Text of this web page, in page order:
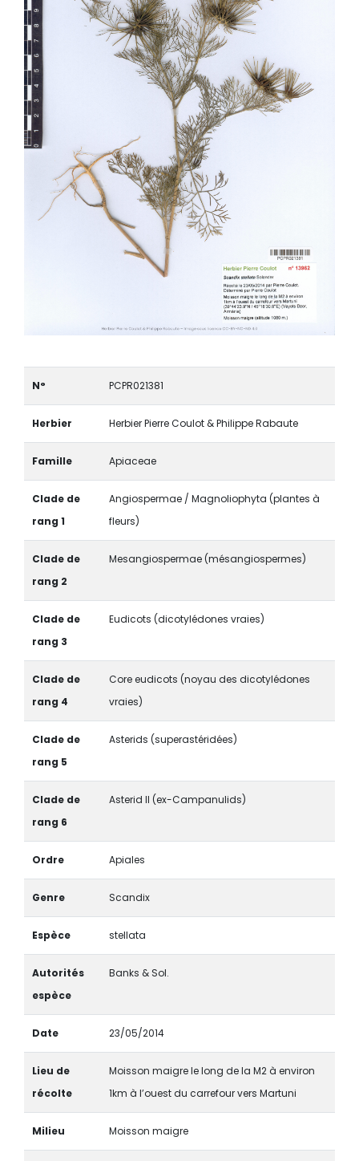
N° PCPR021381
Herbier Herbier Pierre Coulot & Philippe Rabaute
Famille Apiaceae
Clade de
rang 1
Angiospermae / Magnoliophyta (plantes à
fleurs)
Clade de
rang 2
Mesangiospermae (mésangiospermes)
Clade de
rang 3
Eudicots (dicotylédones vraies)
Clade de
rang 4
Core eudicots (noyau des dicotylédones
vraies)
Clade de
rang 5
Asterids (superastéridées)
Clade de
rang 6
Asterid II (ex-Campanulids)
Ordre Apiales
Genre Scandix
Espèce stellata
Autorités
espèce
Banks & Sol.
Date 23/05/2014
Lieu de
récolte
Moisson maigre le long de la M2 à environ
1km à l’ouest du carrefour vers Martuni
Milieu Moisson maigre